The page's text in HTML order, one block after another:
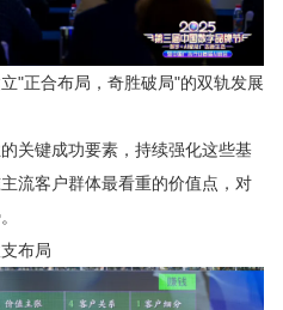
"正合布局，奇胜破局"的双轨发展
关键成功要素，持续强化这些基
流客户群体最看重的价值点，对
布局